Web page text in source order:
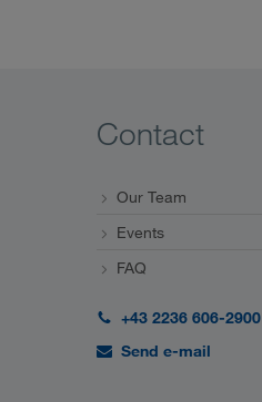
Contact
Our Team
Events
FAQ
+43 2236 606-2900
Send e-mail